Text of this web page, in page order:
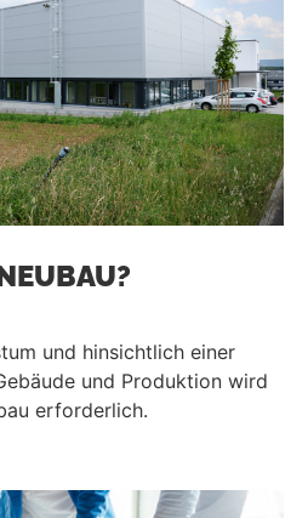
und hinsichtlich einer
und Produktion wird
erforderlich.